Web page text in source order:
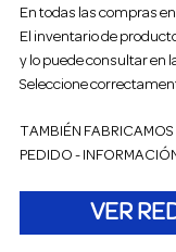
En todas las compras
El inventario de
y lo puede consultar en
Seleccione
TAMBIÉN
PEDIDO -
VER